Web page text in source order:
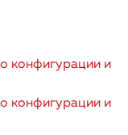
конфигурации и
конфигурации и